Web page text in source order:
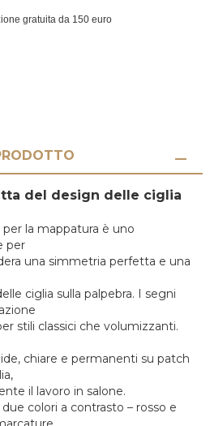
gratuita da 150 euro
del design delle ciglia
la mappatura è uno
per
una simmetria perfetta e una
ciglia sulla palpebra. I segni
stili classici che volumizzanti.
chiare e permanenti su patch
il lavoro in salone.
colori a contrasto – rosso e